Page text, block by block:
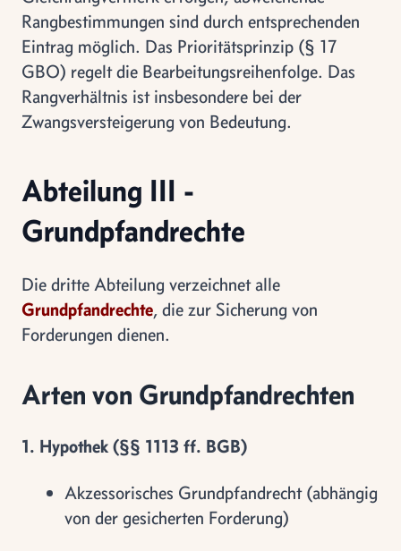
Rangbestimmungen sind durch entsprechenden
Eintrag möglich. Das Prioritätsprinzip (§ 17
GBO) regelt die Bearbeitungsreihenfolge. Das
Rangverhältnis ist insbesondere bei der
Zwangsversteigerung von Bedeutung.
Abteilung III -
Grundpfandrechte
Die dritte Abteilung verzeichnet alle
Grundpfandrechte, die zur Sicherung von
Forderungen dienen.
Arten von Grundpfandrechten
1. Hypothek (§§ 1113 ff. BGB)
Akzessorisches Grundpfandrecht (abhängig
von der gesicherten Forderung)